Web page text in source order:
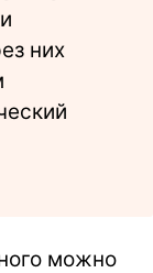
них
можно